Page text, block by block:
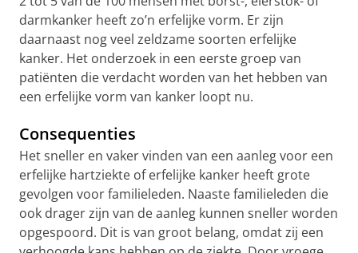
darmkanker heeft zo’n erfelijke vorm. Er zijn
daarnaast nog veel zeldzame soorten erfelijke
kanker. Het onderzoek in een eerste groep van
patiënten die verdacht worden van het hebben van
een erfelijke vorm van kanker loopt nu.
Consequenties
Het sneller en vaker vinden van een aanleg voor een
erfelijke hartziekte of erfelijke kanker heeft grote
gevolgen voor familieleden. Naaste familieleden die
ook drager zijn van de aanleg kunnen sneller worden
opgespoord. Dit is van groot belang, omdat zij een